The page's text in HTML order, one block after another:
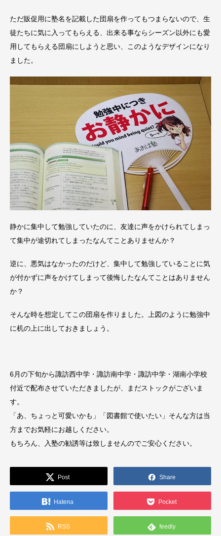
ただ販促用に塾名を記載した団扇を作ってもつまらないので、生
徒たちに気に入ってもらえる、出来る事ならシーズン以外にも愛
用してもらえる団扇にしようと思い、このようなデザインになり
ました。
静かに集中して勉強していたのに、友達に声をかけられてしまっ
て集中が途切れてしまったなんてことありませんか？
逆に、悪気はなかったのだけど、集中して勉強していることに気
が付かずに声をかけてしまって後悔したなんてことはありません
か？
そんな時を想定してこの団扇を作りました。上図のように勉強中
に机の上に出しておきましょう。
6月の下旬から諏訪西中学・諏訪南中学・諏訪中学・湖南小学校
付近で配布させていただきましたが、まだストックがございま
す。
「あ、ちょっと可愛いかも」「図書館で使いたい」そんな方は当
方までお気軽にお越しください。
もちろん、入塾の勧誘等は致しませんのでご安心ください。
Post Share
Hatena Pocket
RSS feedly